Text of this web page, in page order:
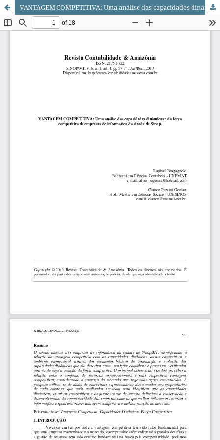
VANTAGEM COMPETITIVA: Uma análise das capacidades dinâmicas e da força competitiva de empresas de informática da cidade de Sinop.